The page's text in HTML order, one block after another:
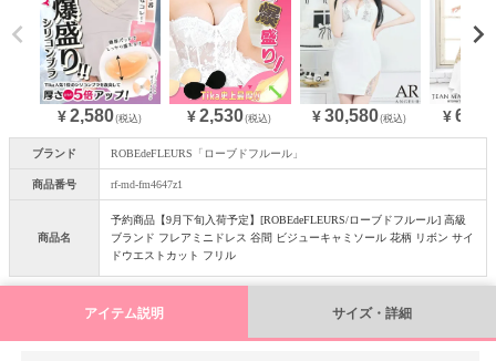
¥ 2,580(税込) ¥ 2,530(税込) ¥ 30,580(税込) ¥
ブランド ROBEdeFLEURS「ローブドフルール」
商品番号 rf-md-fm4647z1
商品名
予約商品【9月下旬入荷予定】[ROBEdeFLEURS/ローブドフルール] 高級
ブランド フレアミニドレス 谷間 ビジューキャミソール 花柄 リボン サイ
ドウエストカット フリル
アイテム説明 サイズ・詳細